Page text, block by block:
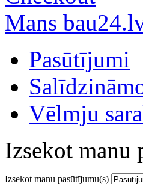
Mans
Pasūtījumi
Vēlmju
Izsekot manu
Izsekot manu pasūtījumu(s)